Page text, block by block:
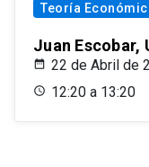
Teoría
Juan Escobar,
22 de Abril de
12:20 a 13:20